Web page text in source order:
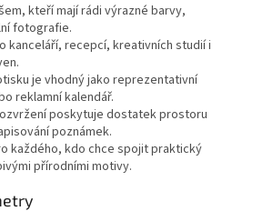
kteří mají rádi výrazné barvy,
fotografie.
kanceláří, recepcí, kreativních studií i
je vhodný jako reprezentativní
reklamní kalendář.
poskytuje dostatek prostoru
poznámek.
každého, kdo chce spojit praktický
přírodními motivy.